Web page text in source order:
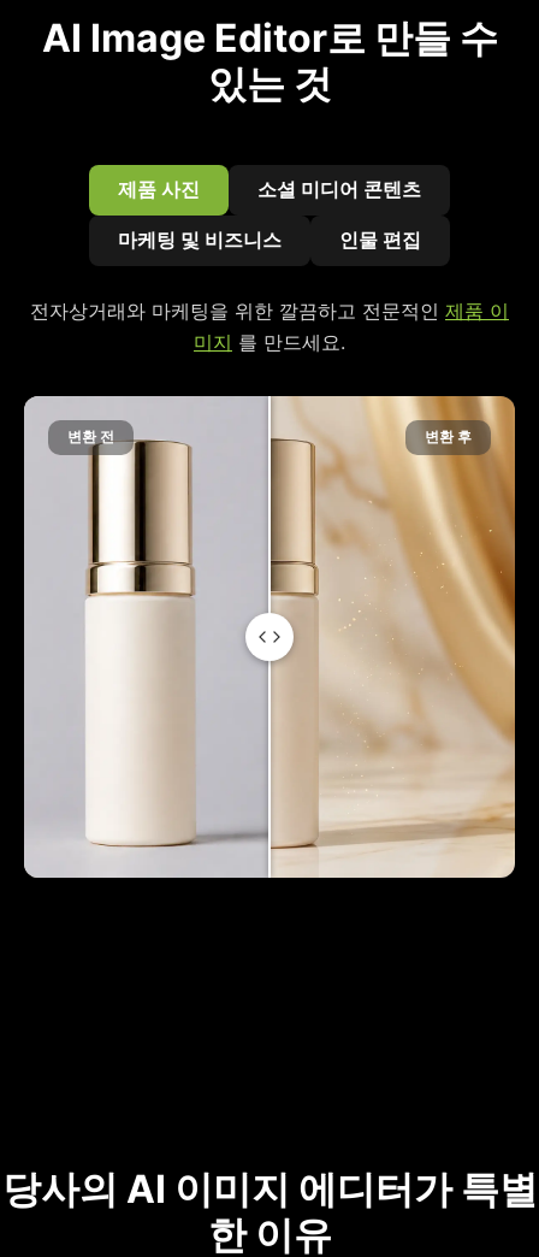
AI Image Editor로 만들 수
있는 것
제품 사진 소셜 미디어 콘텐츠
마케팅 및 비즈니스 인물 편집
전자상거래와 마케팅을 위한 깔끔하고 전문적인 제품 이
미지 를 만드세요.
변환 전 변환 후
당사의 AI 이미지 에디터가 특별
한 이유